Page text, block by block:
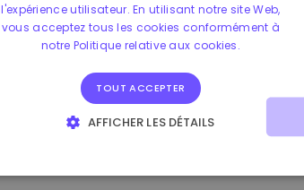
1.170000 € +2.60%
l'expérience utilisateur. En utilisant notre site Web,
vous acceptez tous les cookies conformément à
notre Politique relative aux cookies.
TOUT ACCEPTER
AFFICHER LES DÉTAILS